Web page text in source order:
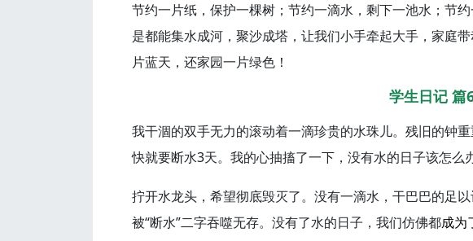
节约一片纸，保护一棵树；节约一滴水，剩下一池水；节
是都能集水成河，聚沙成塔，让我们小手牵起大手，家庭
片蓝天，还家园一片绿色！
学生日记 篇
我干涸的双手无力的滚动着一滴珍贵的水珠儿。残旧的钟
快就要断水3天。我的心抽搐了一下，没有水的日子该怎么
拧开水龙头，希望彻底毁灭了。没有一滴水，干巴巴的足
被“断水”二字吞噬无存。没有了水的日子，我们仿佛都成为